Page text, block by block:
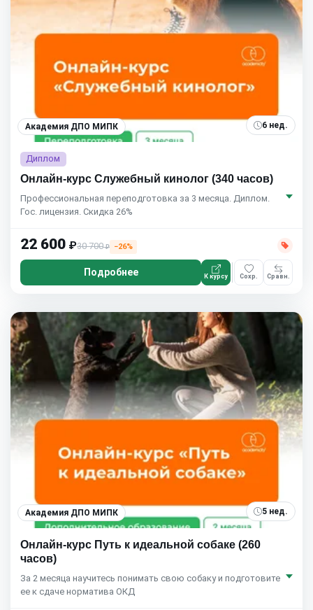
Академия ДПО МИПК 6 нед.
Диплом
Онлайн-курс Служебный кинолог (340 часов)
Профессиональная переподготовка за 3 месяца. Диплом.
Гос. лицензия. Скидка 26%
22 600 ₽30 700₽ −26%
Подробнее К курсу Сохр. Сравн.
Академия ДПО МИПК 5 нед.
Онлайн-курс Путь к идеальной собаке (260
часов)
За 2 месяца научитесь понимать свою собаку и подготовите
ее к сдаче норматива ОКД